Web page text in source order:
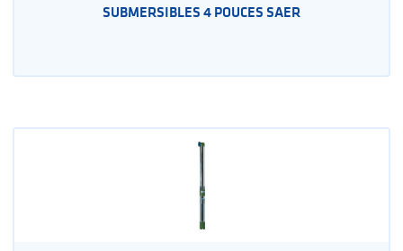
SUBMERSIBLES 4 POUCES SAER